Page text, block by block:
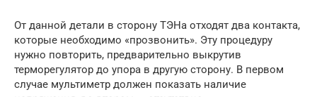
От данной детали в сторону ТЭНа отходят два контакта,
которые необходимо «прозвонить». Эту процедуру
нужно повторить, предварительно выкрутив
терморегулятор до упора в другую сторону. В первом
случае мультиметр должен показать наличие